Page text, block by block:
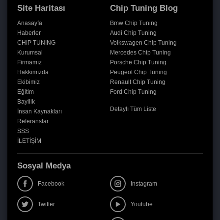
Site Haritası
Anasayfa
Haberler
CHIP TUNING
Kurumsal
Firmamız
Hakkımızda
Ekibimiz
Eğitim
Bayilik
İnsan Kaynakları
Referanslar
SSS
İLETİŞİM
Chip Tuning Blog
Bmw Chip Tuning
Audi Chip Tuning
Volkswagen Chip Tuning
Mercedes Chip Tuning
Porsche Chip Tuning
Peugeot Chip Tuning
Renault Chip Tuning
Ford Chip Tuning
Detaylı Tüm Liste
Sosyal Medya
Facebook Instagram
Twitter Youtube